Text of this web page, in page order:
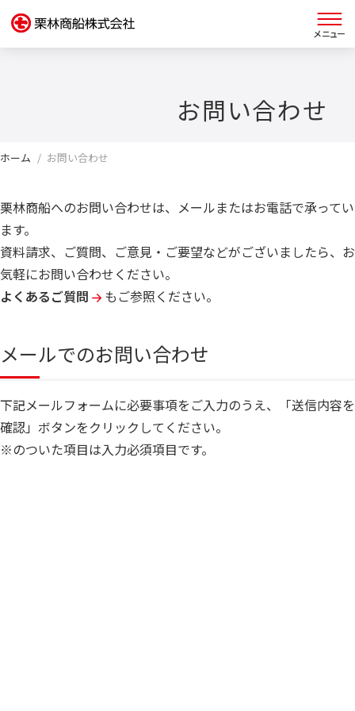
お問い合わせ
IR情報
サステナビリティ
採用情報
運航スケジュール
ホーム お問い合わせ
栗林商船へのお問い合わせは、メールまたはお電話で承ってい
ます。
資料請求、ご質問、ご意見・ご要望などがございましたら、お
気軽にお問い合わせください。
よくあるご質問
もご参照ください。
メールでのお問い合わせ
下記メールフォームに必要事項をご入力のうえ、「送信内容を
確認」ボタンをクリックしてください。
※のついた項目は入力必須項目です。